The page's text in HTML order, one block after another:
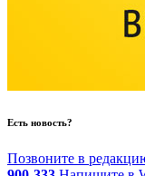
Есть новость?
Позвоните в